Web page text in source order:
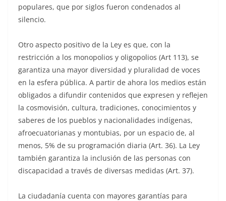
populares, que por siglos fueron condenados al
silencio.
Otro aspecto positivo de la Ley es que, con la
restricción a los monopolios y oligopolios (Art 113), se
garantiza una mayor diversidad y pluralidad de voces
en la esfera pública. A partir de ahora los medios están
obligados a difundir contenidos que expresen y reflejen
la cosmovisión, cultura, tradiciones, conocimientos y
saberes de los pueblos y nacionalidades indígenas,
afroecuatorianas y montubias, por un espacio de, al
menos, 5% de su programación diaria (Art. 36). La Ley
también garantiza la inclusión de las personas con
discapacidad a través de diversas medidas (Art. 37).
La ciudadanía cuenta con mayores garantías para